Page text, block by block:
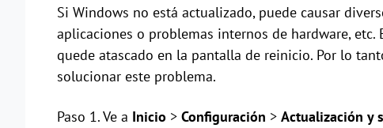
Si Windows no está actualizado, puede causar
aplicaciones o problemas internos de hardware,
quede atascado en la pantalla de reinicio. Por lo
solucionar este problema.
Paso 1. Ve a Inicio > Configuración > Actualización y